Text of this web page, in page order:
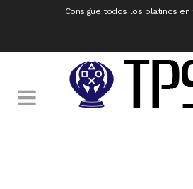
Consigue todos los platinos en